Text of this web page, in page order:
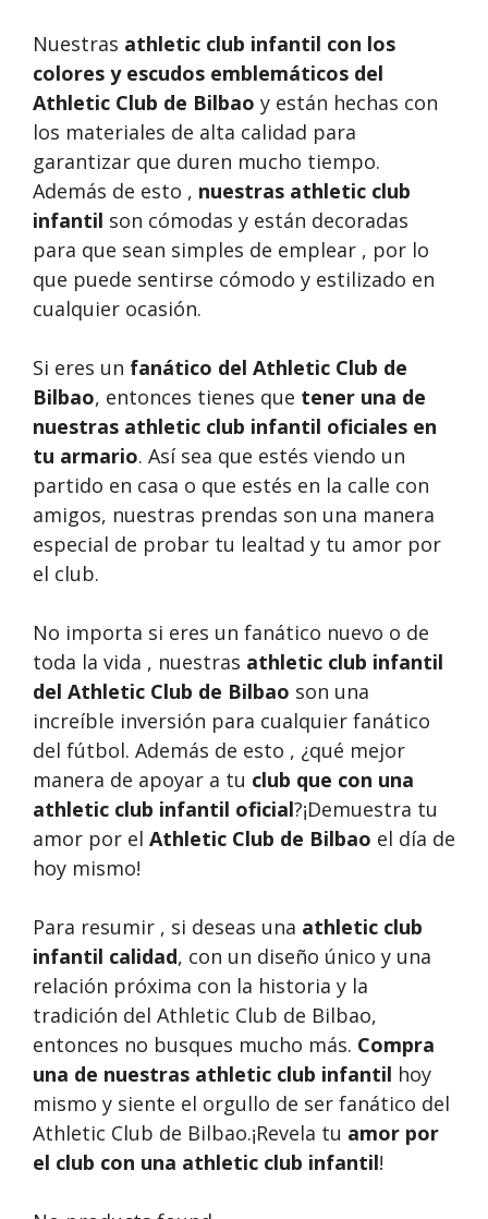
Nuestras athletic club infantil con los
colores y escudos emblemáticos del
Athletic Club de Bilbao y están hechas con
los materiales de alta calidad para
garantizar que duren mucho tiempo.
Además de esto , nuestras athletic club
infantil son cómodas y están decoradas
para que sean simples de emplear , por lo
que puede sentirse cómodo y estilizado en
cualquier ocasión.
Si eres un fanático del Athletic Club de
Bilbao, entonces tienes que tener una de
nuestras athletic club infantil oficiales en
tu armario. Así sea que estés viendo un
partido en casa o que estés en la calle con
amigos, nuestras prendas son una manera
especial de probar tu lealtad y tu amor por
el club.
No importa si eres un fanático nuevo o de
toda la vida , nuestras athletic club infantil
del Athletic Club de Bilbao son una
increíble inversión para cualquier fanático
del fútbol. Además de esto , ¿qué mejor
manera de apoyar a tu club que con una
athletic club infantil oficial?¡Demuestra tu
amor por el Athletic Club de Bilbao el día de
hoy mismo!
Para resumir , si deseas una athletic club
infantil calidad, con un diseño único y una
relación próxima con la historia y la
tradición del Athletic Club de Bilbao,
entonces no busques mucho más. Compra
una de nuestras athletic club infantil hoy
mismo y siente el orgullo de ser fanático del
Athletic Club de Bilbao.¡Revela tu amor por
el club con una athletic club infantil!